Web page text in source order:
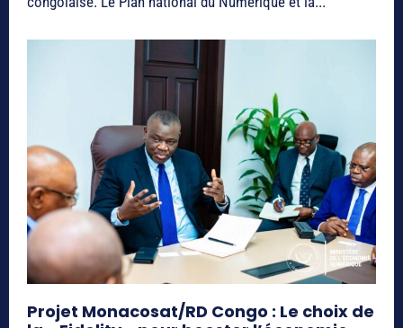
Projet Monacosat/RD Congo : Le choix de